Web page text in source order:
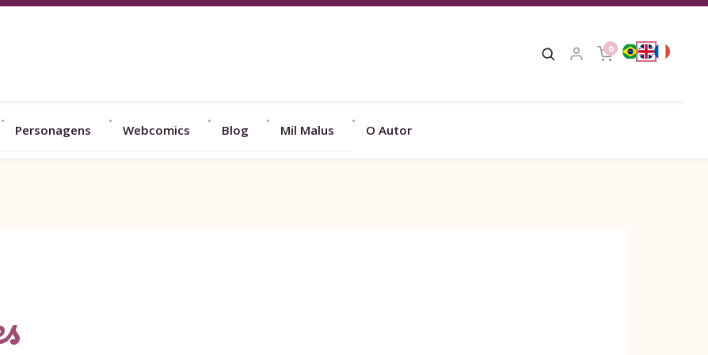
Personagens Webcomics Blog Mil Malus O Autor
0